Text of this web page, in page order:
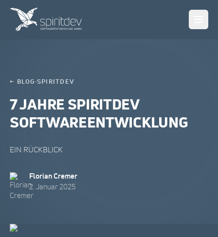
← BLOG ·SPIRITDEV
7 JAHRE SPIRITDEV
SOFTWAREENTWICKLUNG
EIN RÜCKBLICK
Florian Cremer
2. Januar 2025